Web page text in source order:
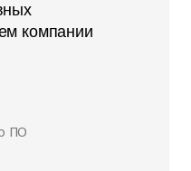
компании
ПО